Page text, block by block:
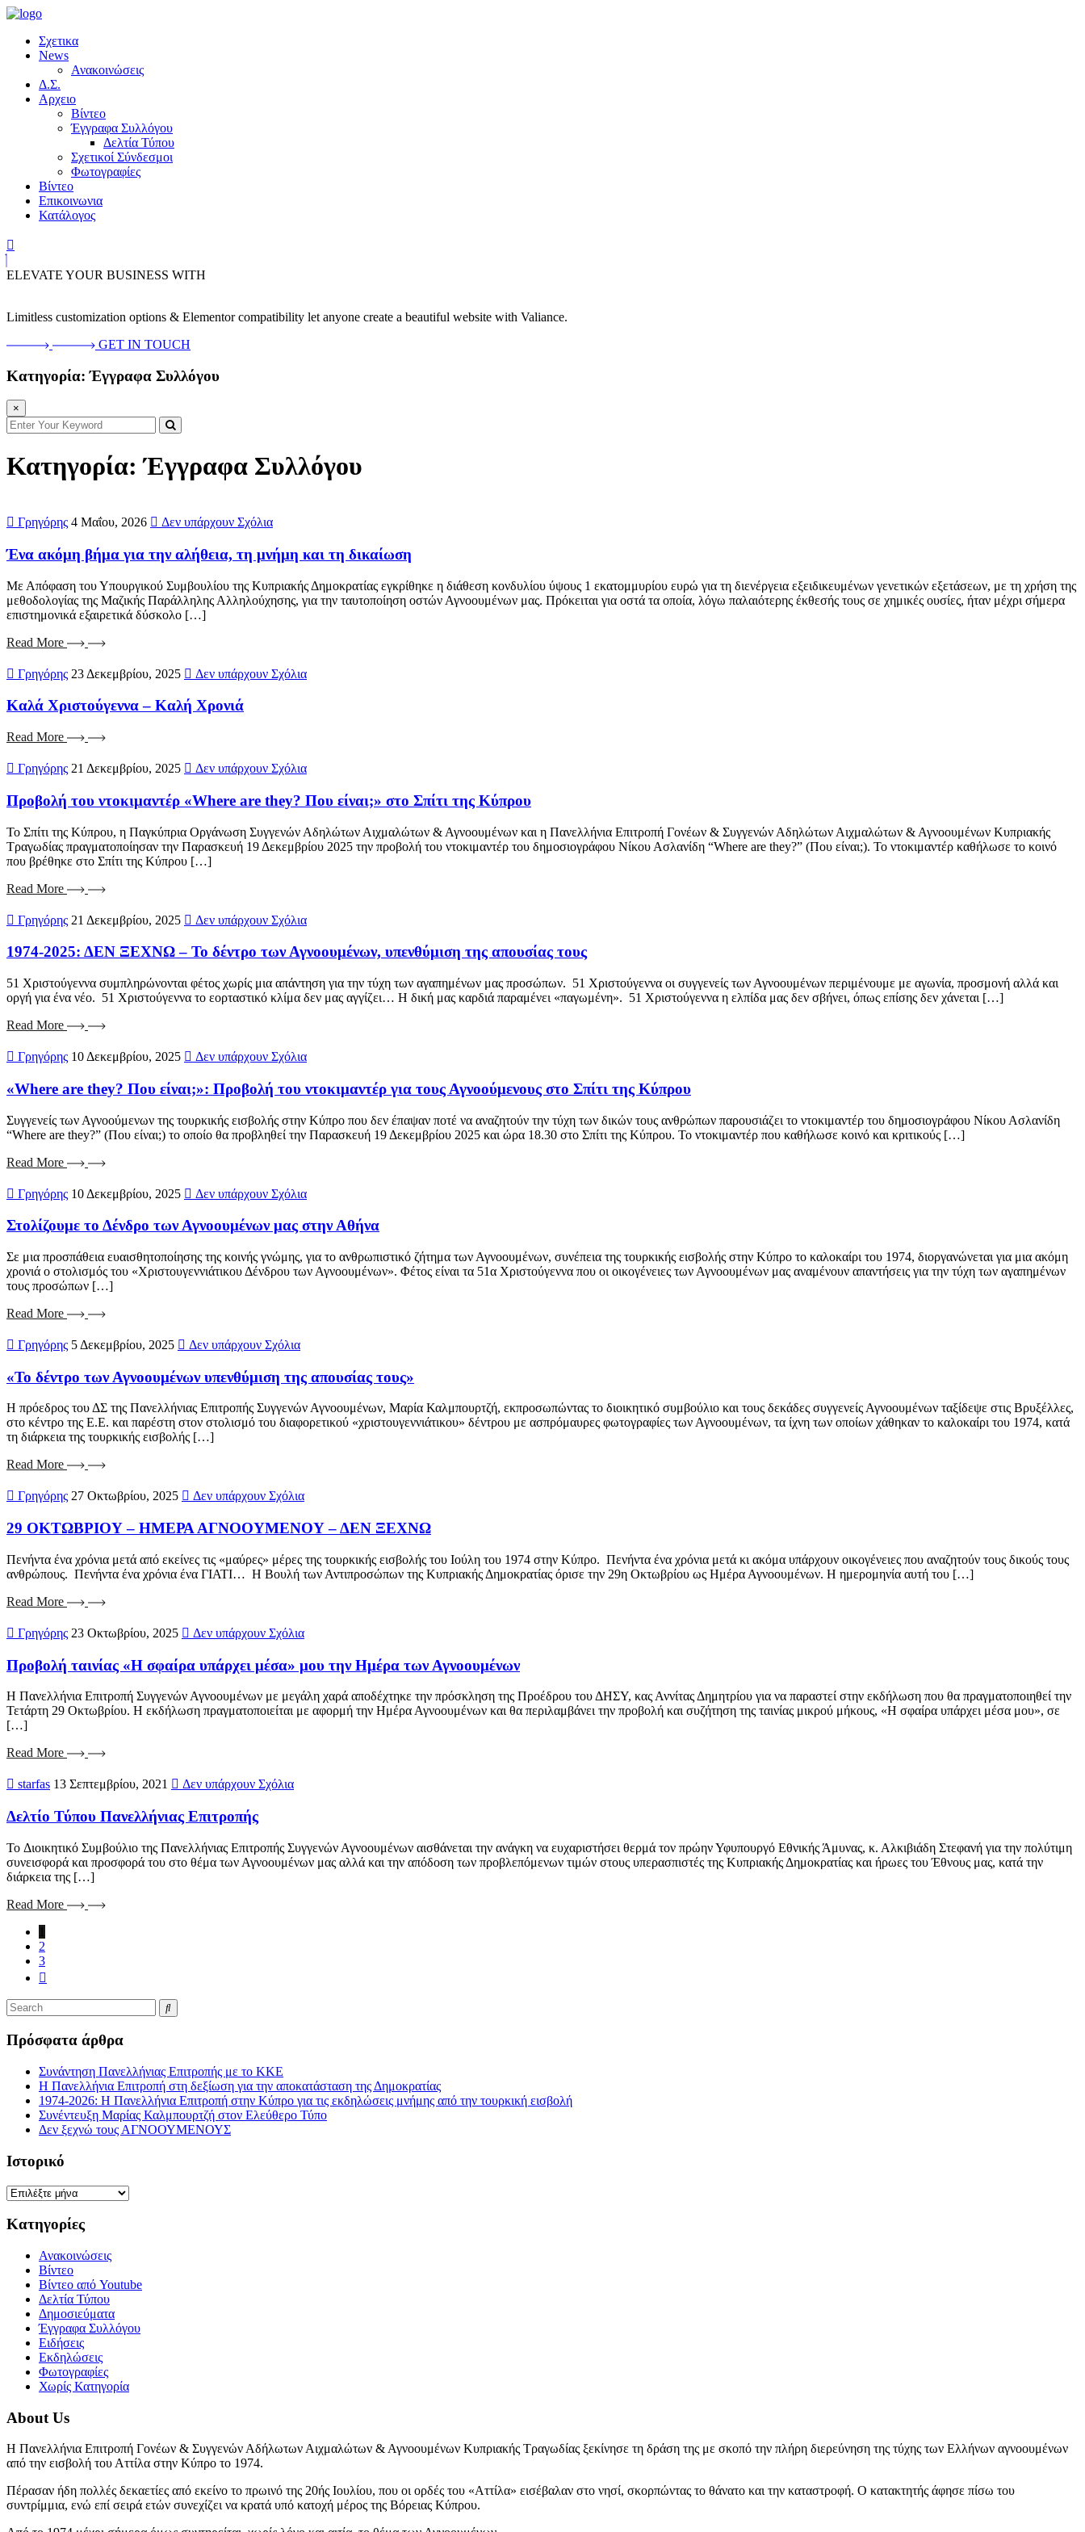
Σχετικα
News
Ανακοινώσεις
Δ.Σ.
Αρχειο
Βίντεο
Έγγραφα Συλλόγου
Δελτία Τύπου
Σχετικοί Σύνδεσμοι
Φωτογραφίες
Βίντεο
Επικοινωνια
Κατάλογος
ELEVATE YOUR BUSINESS WITH
Limitless customization options & Elementor compatibility let anyone create a beautiful website with Valiance.
GET IN TOUCH
Κατηγορία:Έγγραφα Συλλόγου
×
Κατηγορία:Έγγραφα Συλλόγου
Γρηγόρης 4 Μαΐου, 2026 Δεν υπάρχουν Σχόλια
Ένα ακόμη βήμα για την αλήθεια, τη μνήμη και τη δικαίωση
Με Απόφαση του Υπουργικού Συμβουλίου της Κυπριακής Δημοκρατίας εγκρίθηκε η διάθεση κονδυλίου ύψους 1 εκατομμυρίου ευρώ για τη διενέργεια εξειδικευμένων γενετικών εξετάσεων, με τη χρήση της
μεθοδολογίας της Μαζικής Παράλληλης Αλληλούχησης, για την ταυτοποίηση οστών Αγνοουμένων μας. Πρόκειται για οστά τα οποία, λόγω παλαιότερης έκθεσής τους σε χημικές ουσίες, ήταν μέχρι σήμερα
επιστημονικά εξαιρετικά δύσκολο […]
Read More
Γρηγόρης 23 Δεκεμβρίου, 2025 Δεν υπάρχουν Σχόλια
Καλά Χριστούγεννα – Καλή Χρονιά
Read More
Γρηγόρης 21 Δεκεμβρίου, 2025 Δεν υπάρχουν Σχόλια
Προβολή του ντοκιμαντέρ «Where are they? Που είναι;» στο Σπίτι της Κύπρου
Το Σπίτι της Κύπρου, η Παγκύπρια Οργάνωση Συγγενών Αδηλώτων Αιχμαλώτων & Αγνοουμένων και η Πανελλήνια Επιτροπή Γονέων & Συγγενών Αδηλώτων Αιχμαλώτων & Αγνοουμένων Κυπριακής
Τραγωδίας πραγματοποίησαν την Παρασκευή 19 Δεκεμβρίου 2025 την προβολή του ντοκιμαντέρ του δημοσιογράφου Νίκου Ασλανίδη “Where are they?” (Που είναι;). Το ντοκιμαντέρ καθήλωσε το κοινό
που βρέθηκε στο Σπίτι της Κύπρου […]
Read More
Γρηγόρης 21 Δεκεμβρίου, 2025 Δεν υπάρχουν Σχόλια
1974-2025: ΔΕΝ ΞΕΧΝΩ – Το δέντρο των Αγνοουμένων, υπενθύμιση της απουσίας τους
51 Χριστούγεννα συμπληρώνονται φέτος χωρίς μια απάντηση για την τύχη των αγαπημένων μας προσώπων. 51 Χριστούγεννα οι συγγενείς των Αγνοουμένων περιμένουμε με αγωνία, προσμονή αλλά και
οργή για ένα νέο. 51 Χριστούγεννα το εορταστικό κλίμα δεν μας αγγίζει… Η δική μας καρδιά παραμένει «παγωμένη». 51 Χριστούγεννα η ελπίδα μας δεν σβήνει, όπως επίσης δεν χάνεται […]
Read More
Γρηγόρης 10 Δεκεμβρίου, 2025 Δεν υπάρχουν Σχόλια
«Where are they? Που είναι;»: Προβολή του ντοκιμαντέρ για τους Αγνοούμενους στο Σπίτι της Κύπρου
Συγγενείς των Αγνοούμενων της τουρκικής εισβολής στην Κύπρο που δεν έπαψαν ποτέ να αναζητούν την τύχη των δικών τους ανθρώπων παρουσιάζει το ντοκιμαντέρ του δημοσιογράφου Νίκου Ασλανίδη
“Where are they?” (Που είναι;) το οποίο θα προβληθεί την Παρασκευή 19 Δεκεμβρίου 2025 και ώρα 18.30 στο Σπίτι της Κύπρου. Το ντοκιμαντέρ που καθήλωσε κοινό και κριτικούς […]
Read More
Γρηγόρης 10 Δεκεμβρίου, 2025 Δεν υπάρχουν Σχόλια
Στολίζουμε το Δένδρο των Αγνοουμένων μας στην Αθήνα
Σε μια προσπάθεια ευαισθητοποίησης της κοινής γνώμης, για το ανθρωπιστικό ζήτημα των Αγνοουμένων, συνέπεια της τουρκικής εισβολής στην Κύπρο το καλοκαίρι του 1974, διοργανώνεται για μια ακόμη
χρονιά ο στολισμός του «Χριστουγεννιάτικου Δένδρου των Αγνοουμένων». Φέτος είναι τα 51α Χριστούγεννα που οι οικογένειες των Αγνοουμένων μας αναμένουν απαντήσεις για την τύχη των αγαπημένων
τους προσώπων […]
Read More
Γρηγόρης 5 Δεκεμβρίου, 2025 Δεν υπάρχουν Σχόλια
«Το δέντρο των Αγνοουμένων υπενθύμιση της απουσίας τους»
H πρόεδρος του ΔΣ της Πανελλήνιας Επιτροπής Συγγενών Αγνοουμένων, Μαρία Καλμπουρτζή, εκπροσωπώντας το διοικητικό συμβούλιο και τους δεκάδες συγγενείς Αγνοουμένων ταξίδεψε στις Βρυξέλλες,
στο κέντρο της Ε.Ε. και παρέστη στον στολισμό του διαφορετικού «χριστουγεννιάτικου» δέντρου με ασπρόμαυρες φωτογραφίες των Αγνοουμένων, τα ίχνη των οποίων χάθηκαν το καλοκαίρι του 1974, κατά
τη διάρκεια της τουρκικής εισβολής […]
Read More
Γρηγόρης 27 Οκτωβρίου, 2025 Δεν υπάρχουν Σχόλια
29 ΟΚΤΩΒΡΙΟΥ – ΗΜΕΡΑ ΑΓΝΟΟΥΜΕΝΟΥ – ΔΕΝ ΞΕΧΝΩ
Πενήντα ένα χρόνια μετά από εκείνες τις «μαύρες» μέρες της τουρκικής εισβολής του Ιούλη του 1974 στην Κύπρο. Πενήντα ένα χρόνια μετά κι ακόμα υπάρχουν οικογένειες που αναζητούν τους δικούς τους
ανθρώπους. Πενήντα ένα χρόνια ένα ΓΙΑΤΙ… Η Βουλή των Αντιπροσώπων της Κυπριακής Δημοκρατίας όρισε την 29η Οκτωβρίου ως Ημέρα Αγνοουμένων. Η ημερομηνία αυτή του […]
Read More
Γρηγόρης 23 Οκτωβρίου, 2025 Δεν υπάρχουν Σχόλια
Προβολή ταινίας «Η σφαίρα υπάρχει μέσα» μου την Ημέρα των Αγνοουμένων
Η Πανελλήνια Επιτροπή Συγγενών Αγνοουμένων με μεγάλη χαρά αποδέχτηκε την πρόσκληση της Προέδρου του ΔΗΣΥ, κας Αννίτας Δημητρίου για να παραστεί στην εκδήλωση που θα πραγματοποιηθεί την
Τετάρτη 29 Οκτωβρίου. Η εκδήλωση πραγματοποιείται με αφορμή την Ημέρα Αγνοουμένων και θα περιλαμβάνει την προβολή και συζήτηση της ταινίας μικρού μήκους, «Η σφαίρα υπάρχει μέσα μου», σε
[…]
Read More
starfas 13 Σεπτεμβρίου, 2021 Δεν υπάρχουν Σχόλια
Δελτίο Τύπου Πανελλήνιας Επιτροπής
To Διοικητικό Συμβούλιο της Πανελλήνιας Επιτροπής Συγγενών Αγνοουμένων αισθάνεται την ανάγκη να ευχαριστήσει θερμά τον πρώην Υφυπουργό Εθνικής Άμυνας, κ. Αλκιβιάδη Στεφανή για την πολύτιμη
συνεισφορά και προσφορά του στο θέμα των Αγνοουμένων μας αλλά και την απόδοση των προβλεπόμενων τιμών στους υπερασπιστές της Κυπριακής Δημοκρατίας και ήρωες του Έθνους μας, κατά την
διάρκεια της […]
Read More
2
3
Πρόσφατα άρθρα
Συνάντηση Πανελλήνιας Επιτροπής με το ΚΚΕ
Η Πανελλήνια Επιτροπή στη δεξίωση για την αποκατάσταση της Δημοκρατίας
1974-2026: Η Πανελλήνια Επιτροπή στην Κύπρο για τις εκδηλώσεις μνήμης από την τουρκική εισβολή
Συνέντευξη Μαρίας Καλμπουρτζή στον Ελεύθερο Τύπο
Δεν ξεχνώ τους ΑΓΝΟΟΥΜΕΝΟΥΣ
Ιστορικό
Ιστορικό
Kατηγορίες
Ανακοινώσεις
Βίντεο
Βίντεο από Youtube
Δελτία Τύπου
Δημοσιεύματα
Έγγραφα Συλλόγου
Ειδήσεις
Εκδηλώσεις
Φωτογραφίες
Χωρίς Κατηγορία
About Us
Η Πανελλήνια Επιτροπή Γονέων & Συγγενών Αδήλωτων Αιχμαλώτων & Αγνοουμένων Κυπριακής Τραγωδίας ξεκίνησε τη δράση της με σκοπό την πλήρη διερεύνηση της τύχης των Ελλήνων αγνοουμένων
από την εισβολή του Αττίλα στην Κύπρο το 1974.
Πέρασαν ήδη πολλές δεκαετίες από εκείνο το πρωινό της 20ής Ιουλίου, που οι ορδές του «Αττίλα» εισέβαλαν στο νησί, σκορπώντας το θάνατο και την καταστροφή. Ο κατακτητής άφησε πίσω του
συντρίμμια, ενώ επί σειρά ετών συνεχίζει να κρατά υπό κατοχή μέρος της Βόρειας Κύπρου.